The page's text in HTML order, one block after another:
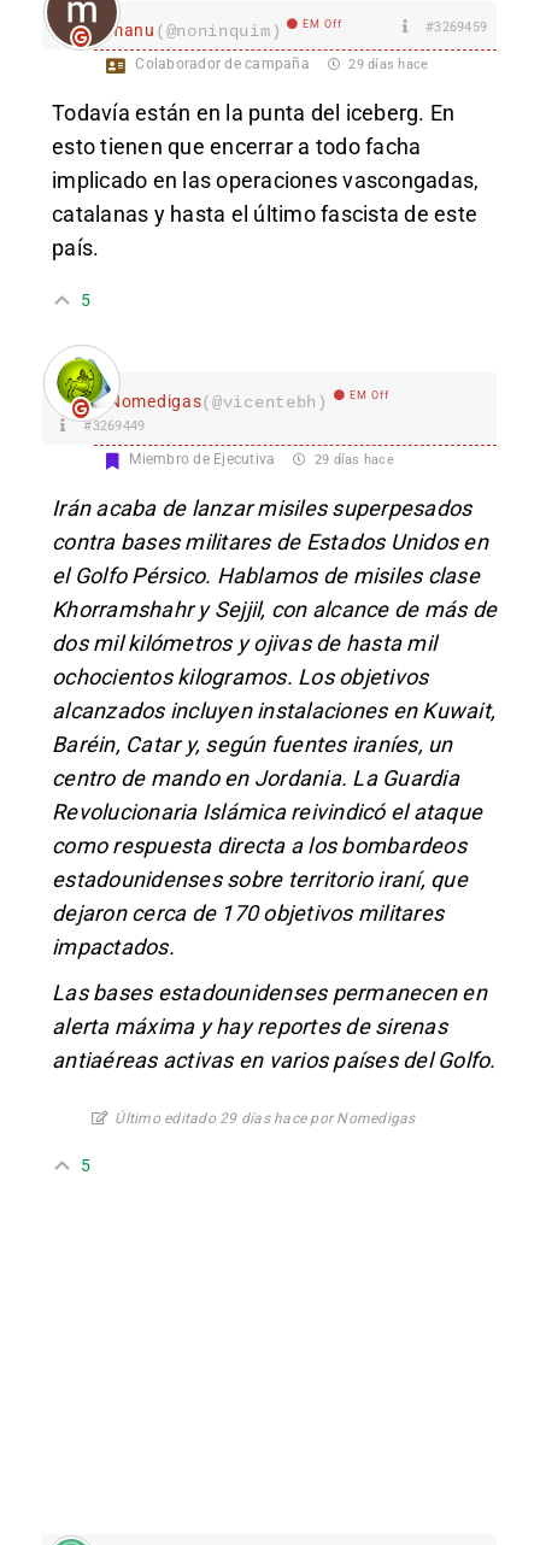
manu (@noninquim) EM Off #3269459
Colaborador de campaña 29 días hace
Todavía están en la punta del iceberg. En
esto tienen que encerrar a todo facha
implicado en las operaciones vascongadas,
catalanas y hasta el último fascista de este
país.
5
Nomedigas(@vicentebh) EM Off
#3269449
Miembro de Ejecutiva 29 días hace
Irán acaba de lanzar misiles superpesados
contra bases militares de Estados Unidos en
el Golfo Pérsico. Hablamos de misiles clase
Khorramshahr y Sejjil, con alcance de más de
dos mil kilómetros y ojivas de hasta mil
ochocientos kilogramos. Los objetivos
alcanzados incluyen instalaciones en Kuwait,
Baréin, Catar y, según fuentes iraníes, un
centro de mando en Jordania. La Guardia
Revolucionaria Islámica reivindicó el ataque
como respuesta directa a los bombardeos
estadounidenses sobre territorio iraní, que
dejaron cerca de 170 objetivos militares
impactados.
Las bases estadounidenses permanecen en
alerta máxima y hay reportes de sirenas
antiaéreas activas en varios países del Golfo.
Último editado 29 días hace por Nomedigas
5